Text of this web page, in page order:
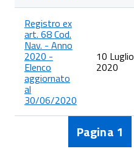
Registro ex
art. 68 Cod.
Nav. - Anno
2020 -
Elenco
aggiornato
al
30/06/2020
10 Luglio
2020
Pagina 1